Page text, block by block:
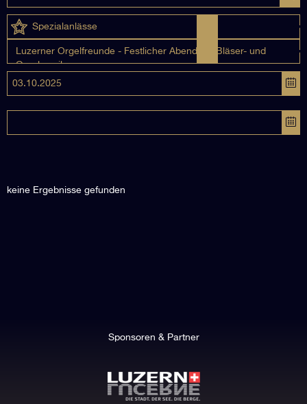
Spezialanlässe
Luzerner Orgelfreunde - Festlicher Abend mit Bläser- und
Orgelmusik
keine Ergebnisse gefunden
Sponsoren & Partner